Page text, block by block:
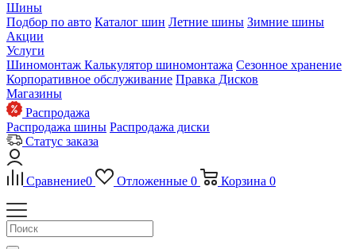
Шины
Подбор по авто Каталог шин Летние шины Зимние шины
Акции
Услуги
Шиномонтаж Калькулятор шиномонтажа Сезонное хранение
Корпоративное обслуживание Правка Дисков
Магазины
Распродажа
Распродажа шины Распродажа диски
Статус заказа
Сравнение0 Отложенные 0 Корзина 0